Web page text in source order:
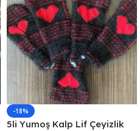
-18%
5li Yumoş Kalp Lif Çeyizlik